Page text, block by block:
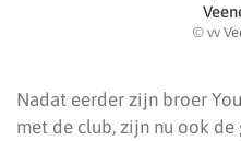
© vv
Nadat eerder zijn broer
met de club, zijn nu ook de